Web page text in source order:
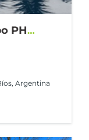
PH
Argentina